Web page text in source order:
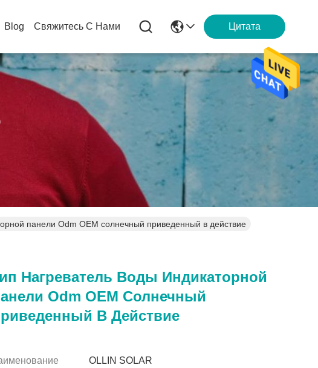
Blog Свяжитесь С Нами Цитата
панели Odm OEM солнечный приведенный в действие
Нагреватель Воды Индикаторной
Odm OEM Солнечный
В Действие
OLLIN SOLAR